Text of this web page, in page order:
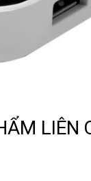
LIÊN